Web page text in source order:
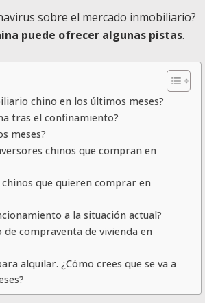
sobre el mercado inmobiliario?
puede ofrecer algunas pistas.
chino en los últimos meses?
tras el confinamiento?
meses?
chinos que compran en
chinos que quieren comprar en
a la situación actual?
de compraventa de vivienda en
alquilar. ¿Cómo crees que se va a